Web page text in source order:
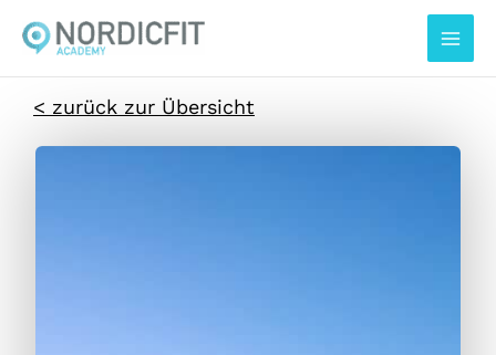
Inhalt
springen
< zurück zur Übersicht